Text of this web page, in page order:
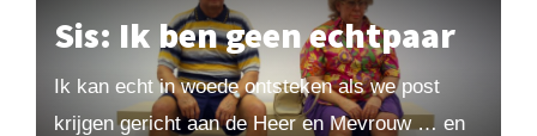
Sis: Ik ben geen echtpaar
Ik kan echt in woede ontsteken als we post
krijgen gericht aan de Heer en Mevrouw … en